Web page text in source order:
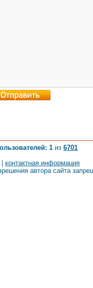
1 из 6701
контактная информация
автора сайта